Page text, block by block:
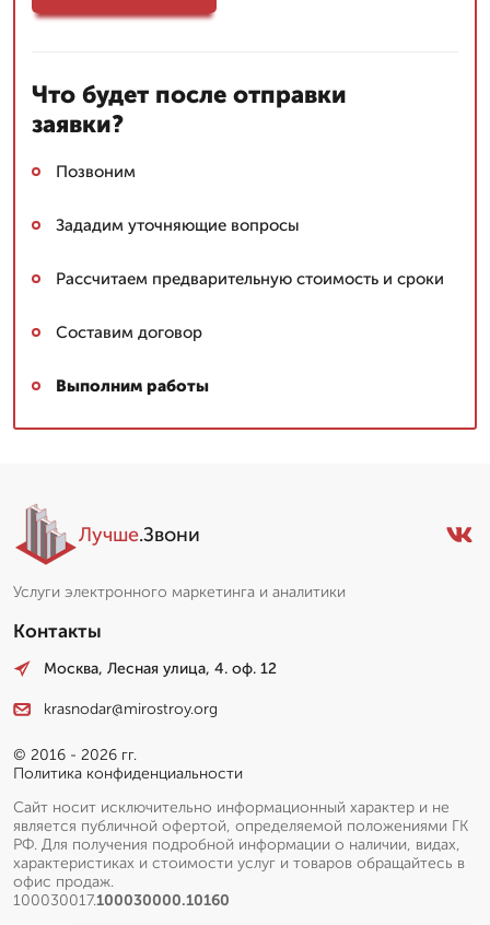
Что будет после отправки
заявки?
Позвоним
Зададим уточняющие вопросы
Рассчитаем предварительную стоимость и сроки
Составим договор
Выполним работы
Лучше.Звони
Услуги электронного маркетинга и аналитики
Контакты
Москва, Лесная улица, 4. оф. 12
krasnodar@mirostroy.org
© 2016 - 2026 гг.
Политика конфиденциальности
Сайт носит исключительно информационный характер и не
является публичной офертой, определяемой положениями ГК
РФ. Для получения подробной информации о наличии, видах,
характеристиках и стоимости услуг и товаров обращайтесь в
офис продаж.
100030017.100030000.10160